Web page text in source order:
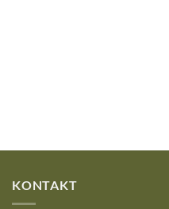
KONTAKT